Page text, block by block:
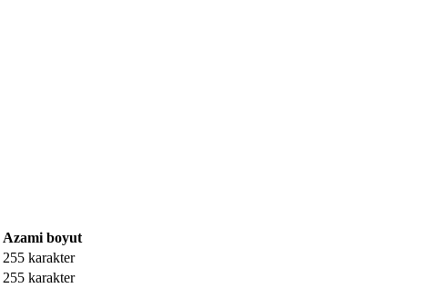
Azami boyut
255 karakter
255 karakter